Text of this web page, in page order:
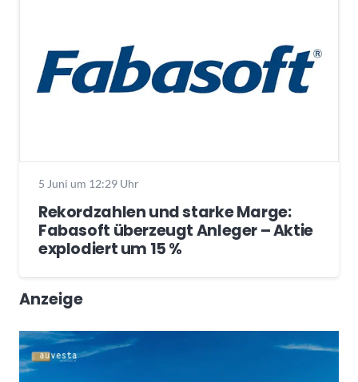
5 Juni um 12:29 Uhr
Rekordzahlen und starke Marge:
Fabasoft überzeugt Anleger – Aktie
explodiert um 15 %
Anzeige